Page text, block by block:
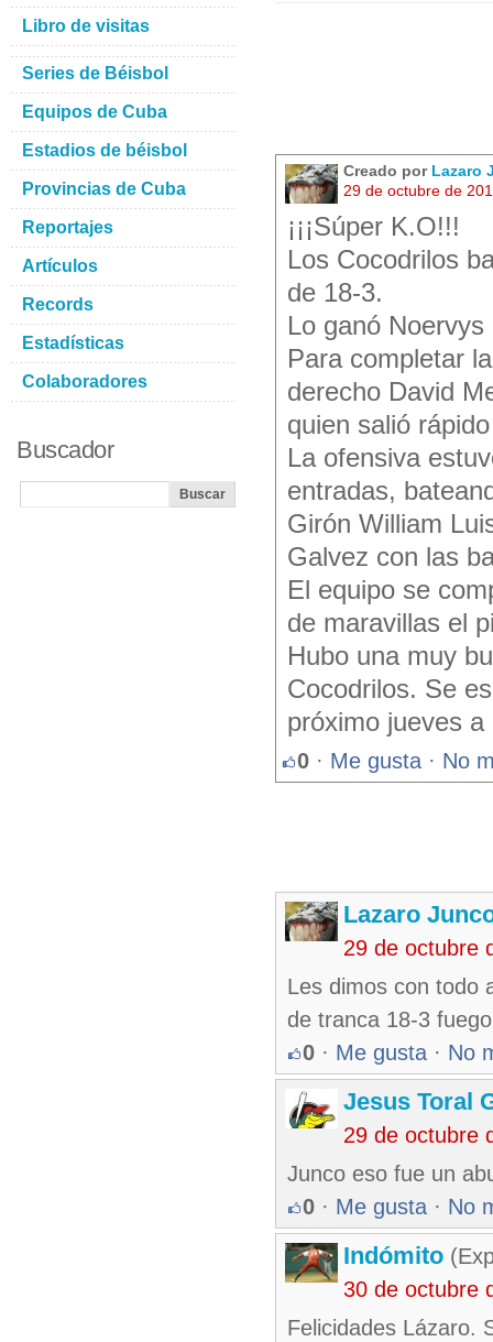
Creado por Lazaro
29 de octubre de
¡¡¡Súper K.O!!!
Los Cocodrilos
de 18-3.
Lo ganó
Para completar
derecho David
quien salió
La ofensiva
entradas,
Girón William
Galvez con las
El equipo se
de maravillas el
Hubo una muy
Cocodrilos. Se
próximo jueves
0 · Me gusta · No
Lazaro
29 de octubre
Les dimos con todo
de tranca 18-3
0 · Me gusta · No
Jesus Toral
29 de octubre
Junco eso fue un
0 · Me gusta · No
Indómito
30 de octubre
Felicidades Lázaro.
Libro de visitas
Series de Béisbol
Equipos de Cuba
Estadios de béisbol
Provincias de Cuba
Reportajes
Artículos
Records
Estadísticas
Colaboradores
Buscador